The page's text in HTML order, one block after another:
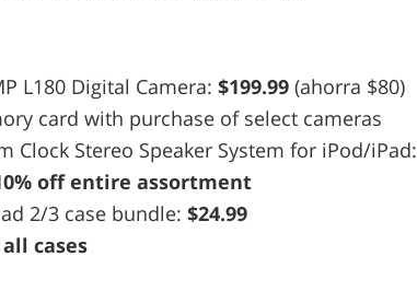
L180 Digital Camera: $199.99 (ahorra $80)
card with purchase of select cameras
Clock Stereo Speaker System for iPod/iPad:
off entire assortment
2/3 case bundle: $24.99
all cases